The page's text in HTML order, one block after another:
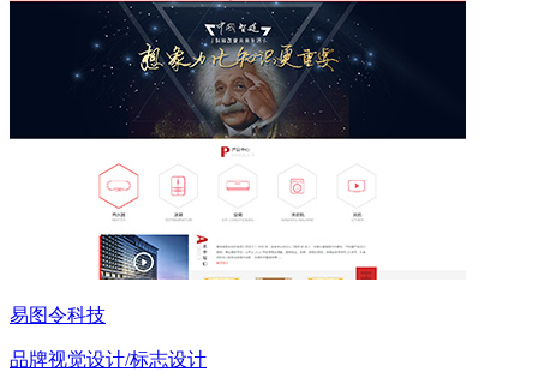
易图令科技
品牌视觉设计/标志设计